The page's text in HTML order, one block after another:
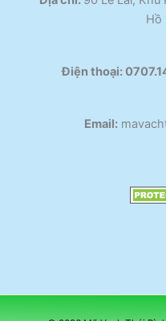
Hồ
Điện thoại:
Email: